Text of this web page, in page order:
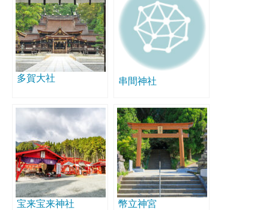
多賀大社 串間神社
宝来宝来神社 幣立神宮